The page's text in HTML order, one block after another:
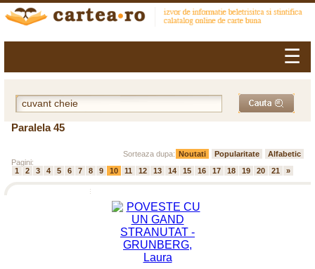
☰
Paralela 45
Sorteaza dupa: Noutati Popularitate
Alfabetic
Pagini:
1
2 3 4 5 6 7 8 9 10 11 12 13 14 15 16 17 18 19 20 21 »